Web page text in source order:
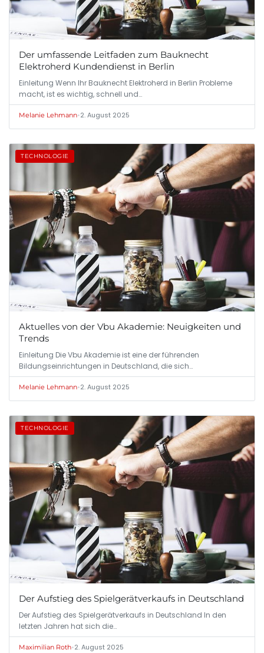
Der umfassende Leitfaden zum Bauknecht
Elektroherd Kundendienst in Berlin
Einleitung Wenn Ihr Bauknecht Elektroherd in Berlin Probleme
macht, ist es wichtig, schnell und…
Melanie Lehmann•2. August 2025
TECHNOLOGIE
Aktuelles von der Vbu Akademie: Neuigkeiten und
Trends
Einleitung Die Vbu Akademie ist eine der führenden
Bildungseinrichtungen in Deutschland, die sich…
Melanie Lehmann•2. August 2025
TECHNOLOGIE
Der Aufstieg des Spielgerätverkaufs in Deutschland
Der Aufstieg des Spielgerätverkaufs in Deutschland In den
letzten Jahren hat sich die…
Maximilian Roth•2. August 2025